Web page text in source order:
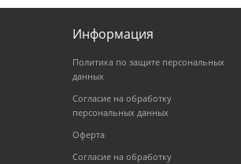
Информация
Политика по защите персональных
данных
Согласие на обработку
персональных данных
Оферта
Согласие на обработку